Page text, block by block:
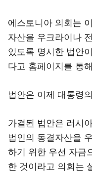
에스토니아 의회는
자산을 우크라이나
있도록 명시한 법안
다고 홈페이지를 통
법안은 이제 대통령
가결된 법안은 러시
법인의 동결자산을
하기 위한 우선 자금
한 것이라고 의회는